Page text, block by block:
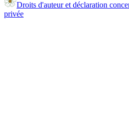
Droits d'auteur et déclaration
privée